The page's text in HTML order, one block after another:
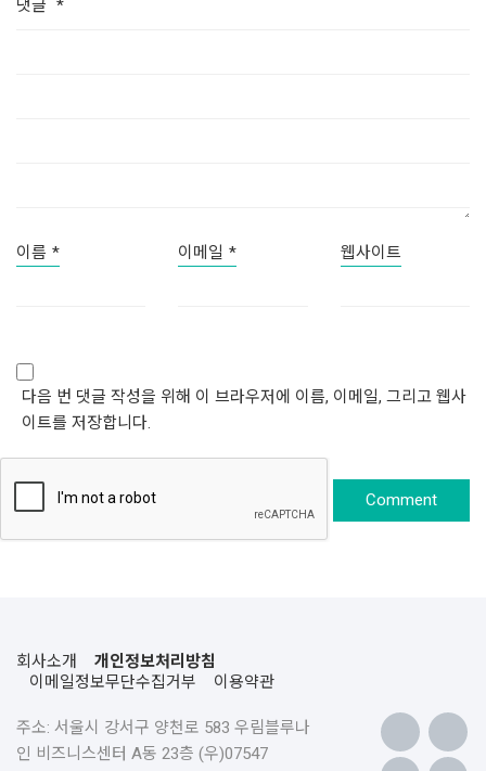
댓글 *
이름 * 이메일 * 웹사이트
다음 번 댓글 작성을 위해 이 브라우저에 이름, 이메일, 그리고 웹사
이트를 저장합니다.
회사소개
개인정보처리방침
이메일정보무단수집거부
이용약관
주소: 서울시 강서구 양천로 583 우림블루나
인 비즈니스센터 A동 23층 (우)07547